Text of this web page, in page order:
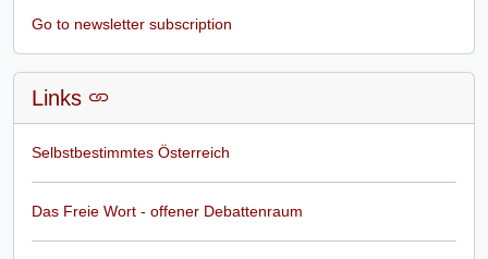
Go to newsletter subscription
Links
Selbstbestimmtes Österreich
Das Freie Wort - offener Debattenraum